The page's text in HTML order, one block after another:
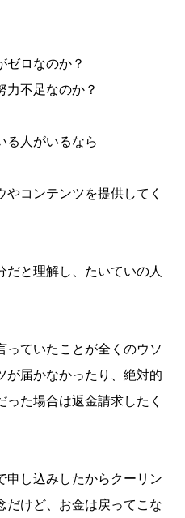
ゼロなのか？
力不足なのか？
る人がいるなら
コンテンツを提供してく
だと理解し、たいていの人
っていたことが全くのウソ
が届かなかったり、絶対的
た場合は返金請求したく
申し込みしたからクーリン
だけど、お金は戻ってこな